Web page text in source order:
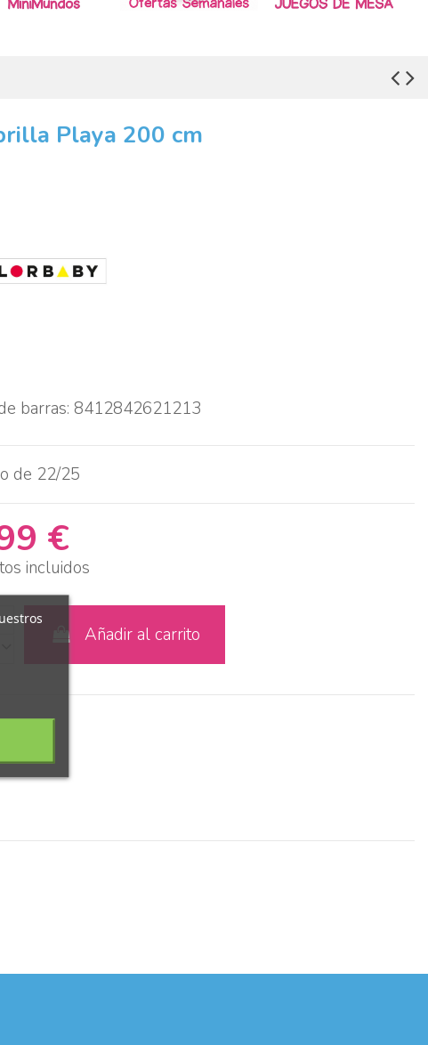
Playa 200 cm
barras: 8412842621213
de 22/25
€
incluidos
Añadir al carrito